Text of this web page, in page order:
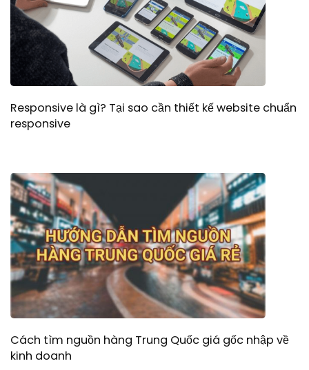
Responsive là gì? Tại sao cần thiết kế website chuẩn
responsive
Cách tìm nguồn hàng Trung Quốc giá gốc nhập về
kinh doanh